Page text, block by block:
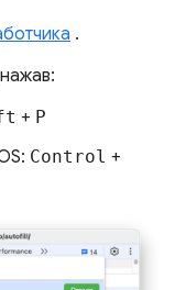
.
+ P
Control +